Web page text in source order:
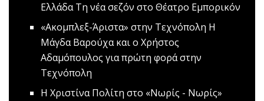
ΕλλάδαΤη νέα σεζόν στο Θέατρο Εμπορικόν
«Ακομπλεξ-Άριστα» στην Τεχνόπολη Η
Μάγδα Βαρούχα και ο Χρήστος
Αδαμόπουλος για πρώτη φορά στην
Τεχνόπολη
H Xριστίνα Πολίτη στο «Νωρίς - Νωρίς»